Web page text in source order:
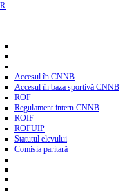
Accesul în CNNB
Accesul în baza sportivă CNNB
ROF
Regulament intern CNNB
ROIF
ROFUIP
Statutul elevului
Comisia paritară